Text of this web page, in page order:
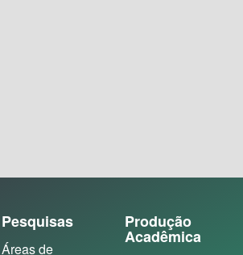
Pesquisas
Áreas de
Produção
Acadêmica